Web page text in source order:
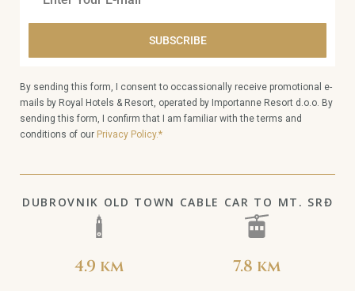
SUBSCRIBE
By sending this form, I consent to occassionally receive promotional e-
mails by Royal Hotels & Resort, operated by Importanne Resort d.o.o. By
sending this form, I confirm that I am familiar with the terms and
conditions of our Privacy Policy.*
DUBROVNIK OLD TOWN
4.9 km
CABLE CAR TO MT. SRĐ
7.8 km